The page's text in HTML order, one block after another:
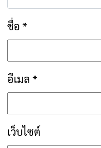
ชื่อ *
อีเมล *
เว็บไซต์